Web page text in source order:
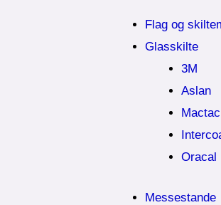
Flag og
Glasskilte
3M
Aslan
Mactac
Oracal
Messestande